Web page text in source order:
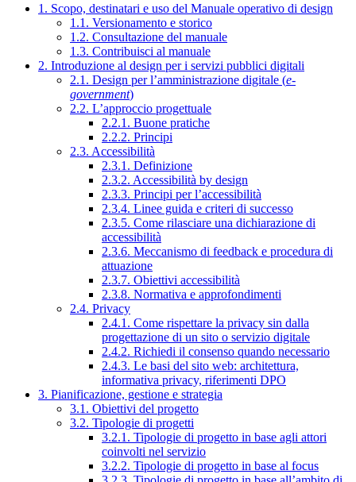
1. Scopo, destinatari e uso del Manuale operativo di design
1.1. Versionamento e storico
1.2. Consultazione del manuale
1.3. Contribuisci al manuale
2. Introduzione al design per i servizi pubblici digitali
2.1. Design per l’amministrazione digitale (e-
government)
2.2. L’approccio progettuale
2.2.1. Buone pratiche
2.2.2. Principi
2.3. Accessibilità
2.3.1. Definizione
2.3.2. Accessibilità by design
2.3.3. Principi per l’accessibilità
2.3.4. Linee guida e criteri di successo
2.3.5. Come rilasciare una dichiarazione di
accessibilità
2.3.6. Meccanismo di feedback e procedura di
attuazione
2.3.7. Obiettivi accessibilità
2.3.8. Normativa e approfondimenti
2.4. Privacy
2.4.1. Come rispettare la privacy sin dalla
progettazione di un sito o servizio digitale
2.4.2. Richiedi il consenso quando necessario
2.4.3. Le basi del sito web: architettura,
informativa privacy, riferimenti DPO
3. Pianificazione, gestione e strategia
3.1. Obiettivi del progetto
3.2. Tipologie di progetti
3.2.1. Tipologie di progetto in base agli attori
coinvolti nel servizio
3.2.2. Tipologie di progetto in base al focus